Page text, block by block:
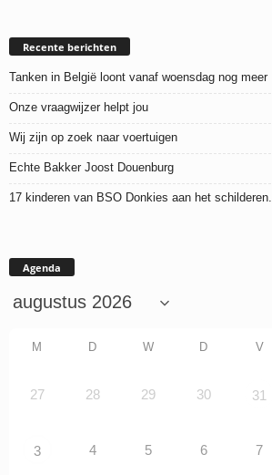
Recente berichten
Tanken in België loont vanaf woensdag nog meer
Onze vraagwijzer helpt jou
Wij zijn op zoek naar voertuigen
Echte Bakker Joost Douenburg
17 kinderen van BSO Donkies aan het schilderen.
Agenda
M D W D V
27 28 29 30 31
3 4 5 6 7